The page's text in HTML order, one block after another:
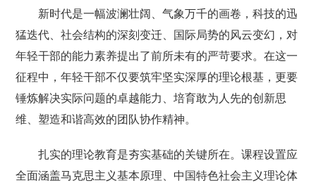
新时代是一幅波澜壮阔、气象万千的画卷，科技的迅
猛迭代、社会结构的深刻变迁、国际局势的风云变幻，对
年轻干部的能力素养提出了前所未有的严苛要求。在这一
征程中，年轻干部不仅要筑牢坚实深厚的理论根基，更要
锤炼解决实际问题的卓越能力、培育敢为人先的创新思
维、塑造和谐高效的团队协作精神。
扎实的理论教育是夯实基础的关键所在。课程设置应
全面涵盖马克思主义基本原理、中国特色社会主义理论体